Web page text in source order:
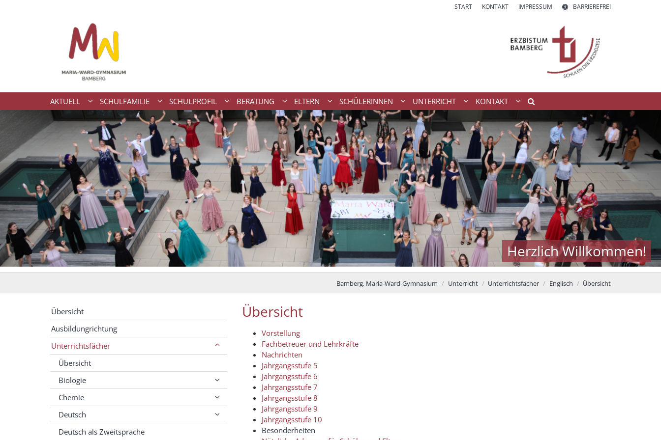
START KONTAKT IMPRESSUM BARRIEREFREI
AKTUELL SCHULFAMILIE SCHULPROFIL BERATUNG ELTERN SCHÜLERINNEN UNTERRICHT KONTAKT
Herzlich Willkommen!
Bamberg, Maria-Ward-Gymnasium Unterricht Unterrichtsfächer Englisch Übersicht
Übersicht
Vorstellung
Fachbetreuer und Lehrkräfte
Nachrichten
Jahrgangsstufe 5
Jahrgangsstufe 6
Jahrgangsstufe 7
Jahrgangsstufe 8
Jahrgangsstufe 9
Jahrgangsstufe 10
Besonderheiten
Übersicht
Ausbildungrichtung
Unterrichtsfächer
Übersicht
Biologie
Chemie
Deutsch
Deutsch als Zweitsprache